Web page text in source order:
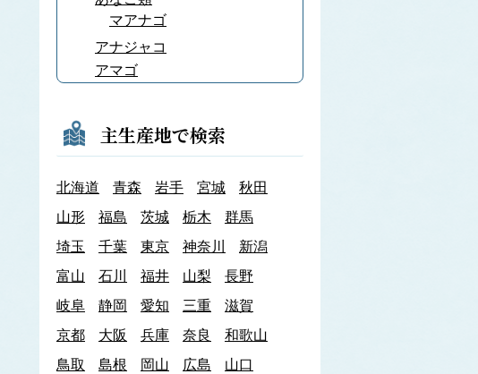
マアナゴ
アナジャコ
アマゴ
あみ類
アキアミ
アユ
アラメ
エゾアワビ
クロアワビ
マダカアワビ
メガイアワビ
イ
イカナゴ
いか類
主生産地で検索
北海道 青森 岩手 宮城
秋田
山形
福島 茨城 栃木
群馬
埼玉
千葉 東京 神奈川
新潟
富山
石川 福井 山梨
長野
岐阜
静岡 愛知 三重
滋賀
京都
大阪 兵庫 奈良
和歌山
鳥取
島根 岡山 広島
山口